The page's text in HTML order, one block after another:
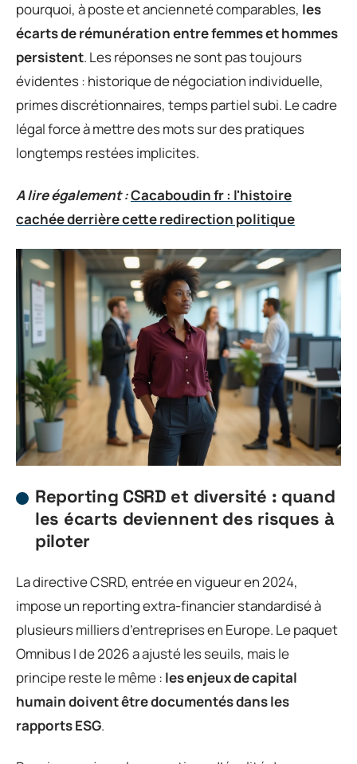
pourquoi, à poste et ancienneté comparables, les
écarts de rémunération entre femmes et hommes
persistent. Les réponses ne sont pas toujours
évidentes : historique de négociation individuelle,
primes discrétionnaires, temps partiel subi. Le cadre
légal force à mettre des mots sur des pratiques
longtemps restées implicites.
A lire également :Cacaboudin fr : l'histoire
cachée derrière cette redirection politique
Reporting CSRD et diversité : quand
les écarts deviennent des risques à
piloter
La directive CSRD, entrée en vigueur en 2024,
impose un reporting extra-financier standardisé à
plusieurs milliers d’entreprises en Europe. Le paquet
Omnibus I de 2026 a ajusté les seuils, mais le
principe reste le même : les enjeux de capital
humain doivent être documentés dans les
rapports ESG.